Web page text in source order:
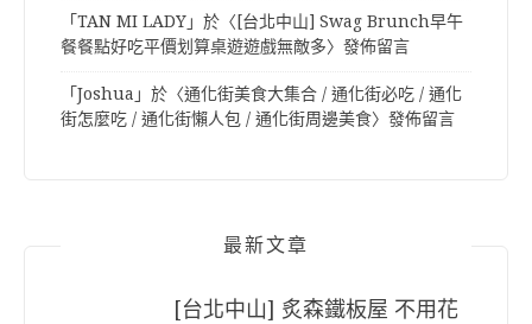
「TAN MI LADY」於〈 [台北中山] Swag Brunch早午
餐餐點好吃平價划算桌遊遊戲無敵多〉發佈留言
「Joshua 」於〈通化街美食大集合 / 通化街必吃 / 通化
街怎麼吃 / 通化街懶人包 / 通化街周邊美食〉發佈留言
最新文章
[台北中山] 炙森鐵板屋 不用花